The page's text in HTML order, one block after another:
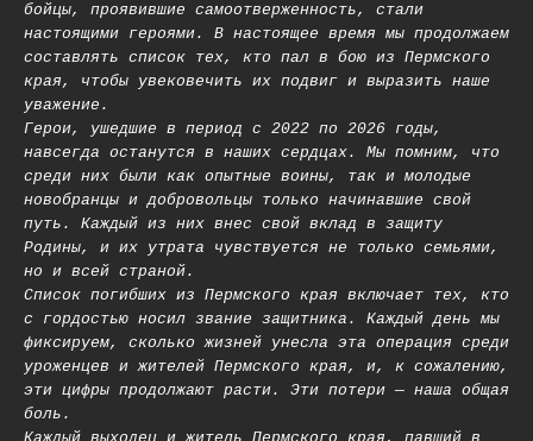
бойцы, проявившие самоотверженность, стали
настоящими героями. В настоящее время мы продолжаем
составлять список тех, кто пал в бою из Пермского
края, чтобы увековечить их подвиг и выразить наше
уважение.
Герои, ушедшие в период с 2022 по 2026 годы,
навсегда останутся в наших сердцах. Мы помним, что
среди них были как опытные воины, так и молодые
новобранцы и добровольцы только начинавшие свой
путь. Каждый из них внес свой вклад в защиту
Родины, и их утрата чувствуется не только семьями,
но и всей страной.
Список погибших из Пермского края включает тех, кто
с гордостью носил звание защитника. Каждый день мы
фиксируем, сколько жизней унесла эта операция среди
уроженцев и жителей Пермского края, и, к сожалению,
эти цифры продолжают расти. Эти потери — наша общая
боль.